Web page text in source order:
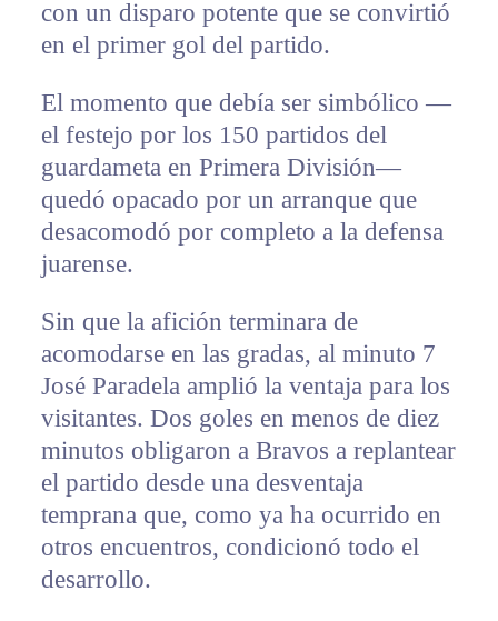
con un disparo potente que se convirtió
en el primer gol del partido.
El momento que debía ser simbólico —
el festejo por los 150 partidos del
guardameta en Primera División—
quedó opacado por un arranque que
desacomodó por completo a la defensa
juarense.
Sin que la afición terminara de
acomodarse en las gradas, al minuto 7
José Paradela amplió la ventaja para los
visitantes. Dos goles en menos de diez
minutos obligaron a Bravos a replantear
el partido desde una desventaja
temprana que, como ya ha ocurrido en
otros encuentros, condicionó todo el
desarrollo.